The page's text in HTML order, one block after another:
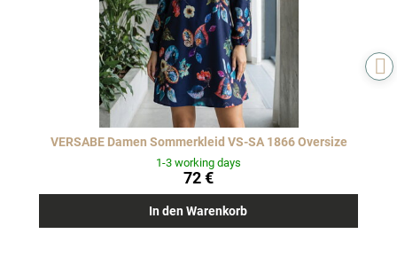
VERSABE Damen Sommerkleid VS-SA 1866 Oversize
1-3 working days
72 €
In den Warenkorb